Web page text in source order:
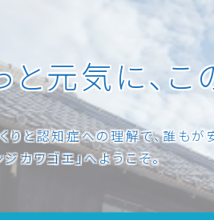
と元気に、こ
りと認知症への理解で、誰もが
ジカワゴエ」へようこそ。